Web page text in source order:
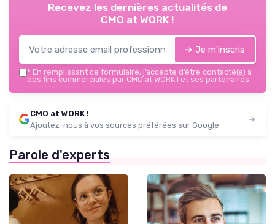
Recevez les dernières actualités de
CMO at WORK !
➔ Je m'inscris
* En remplissant ce formulaire, j’accepte d’être contacté(e) à
des fins commerciales par CMO at WORK ! et ses partenaires.
CMO at WORK !
Ajoutez-nous à vos sources préférées sur Google
Parole d'experts